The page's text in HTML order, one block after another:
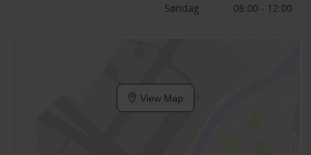
Søndag
08:00 - 12:00
View Map